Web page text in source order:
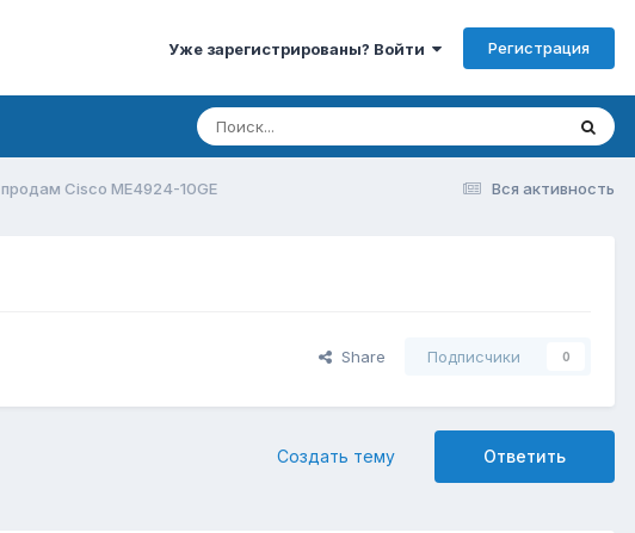
Уже зарегистрированы? Войти Регистрация
Вся активность
продам Cisco ME4924-10GE
Share Подписчики 0
Ответить
Создать тему